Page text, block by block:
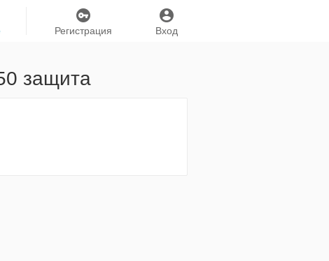
Вход
Регистрация
защита